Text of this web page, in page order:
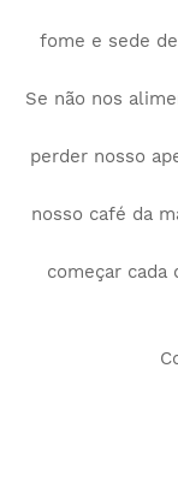
fome e sede
Se não nos
perder nosso
nosso café da
começar cada